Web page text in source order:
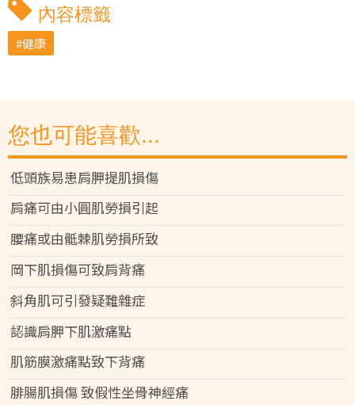
內容標籤
健康
您也可能喜歡...
低頭族易患肩胛提肌損傷
肩痛可由小圓肌勞損引起
腰痛或由骶棘肌勞損所致
岡下肌損傷可致肩背痛
斜角肌可引發疑難雜症
認識肩胛下肌激痛點
肌筋膜激痛點致下背痛
腓腸肌損傷 致假性坐骨神經痛